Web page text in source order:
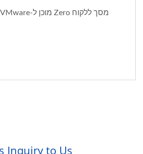
מסך ללקוח Zero מוכן ל-VMware לוויניות שולחניות